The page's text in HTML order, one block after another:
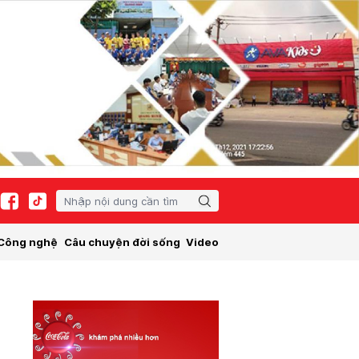
nghệ Câu chuyện đời sống Video